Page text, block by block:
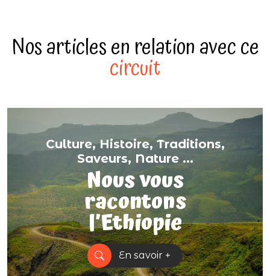
Nos articles en relation avec ce
circuit
Culture, Histoire, Traditions,
Saveurs, Nature ...
Nous vous
racontons
l’Ethiopie
En savoir +